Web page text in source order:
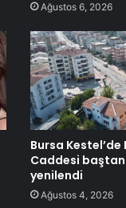
Ağustos 6, 2026
Bursa Kestel’de
Caddesi
yenilendi
Ağustos 4, 2026